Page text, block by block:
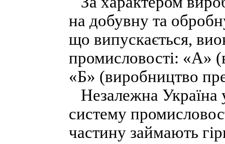
на добувну та
що випускається,
промисловості: «А»
«Б» (виробництво
Незалежна Україна
систему
частину займають